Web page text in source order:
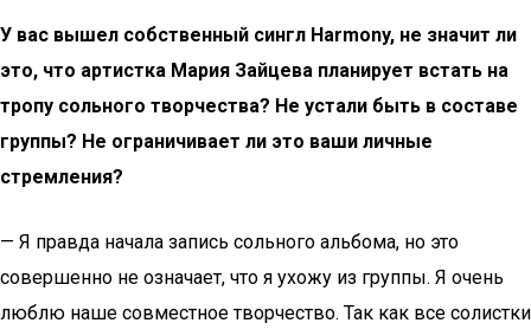
У вас вышел собственный сингл Harmony, не значит ли
это, что артистка Мария Зайцева планирует встать на
тропу сольного творчества? Не устали быть в составе
группы? Не ограничивает ли это ваши личные
стремления?
— Я правда начала запись сольного альбома, но это
совершенно не означает, что я ухожу из группы. Я очень
люблю наше совместное творчество. Так как все солистки